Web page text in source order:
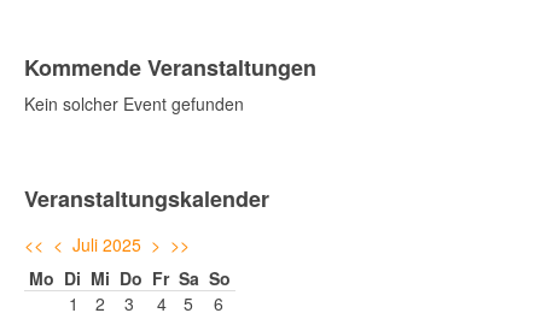
Kommende Veranstaltungen
Kein solcher Event gefunden
Veranstaltungskalender
<< < Juli 2025 > >>
Mo Di Mi Do Fr Sa So
1
2 3 4 5 6